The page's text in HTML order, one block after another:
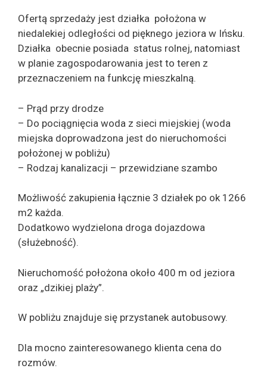
Ofertą sprzedaży jest działka położona w
niedalekiej odległości od pięknego jeziora w Ińsku.
Działka obecnie posiada status rolnej, natomiast
w planie zagospodarowania jest to teren z
przeznaczeniem na funkcję mieszkalną.
– Prąd przy drodze
– Do pociągnięcia woda z sieci miejskiej (woda
miejska doprowadzona jest do nieruchomości
położonej w pobliżu)
– Rodzaj kanalizacji – przewidziane szambo
Możliwość zakupienia łącznie 3 działek po ok 1266
m2 każda.
Dodatkowo wydzielona droga dojazdowa
(służebność).
Nieruchomość położona około 400 m od jeziora
oraz „dzikiej plaży”.
W pobliżu znajduje się przystanek autobusowy.
Dla mocno zainteresowanego klienta cena do
rozmów.